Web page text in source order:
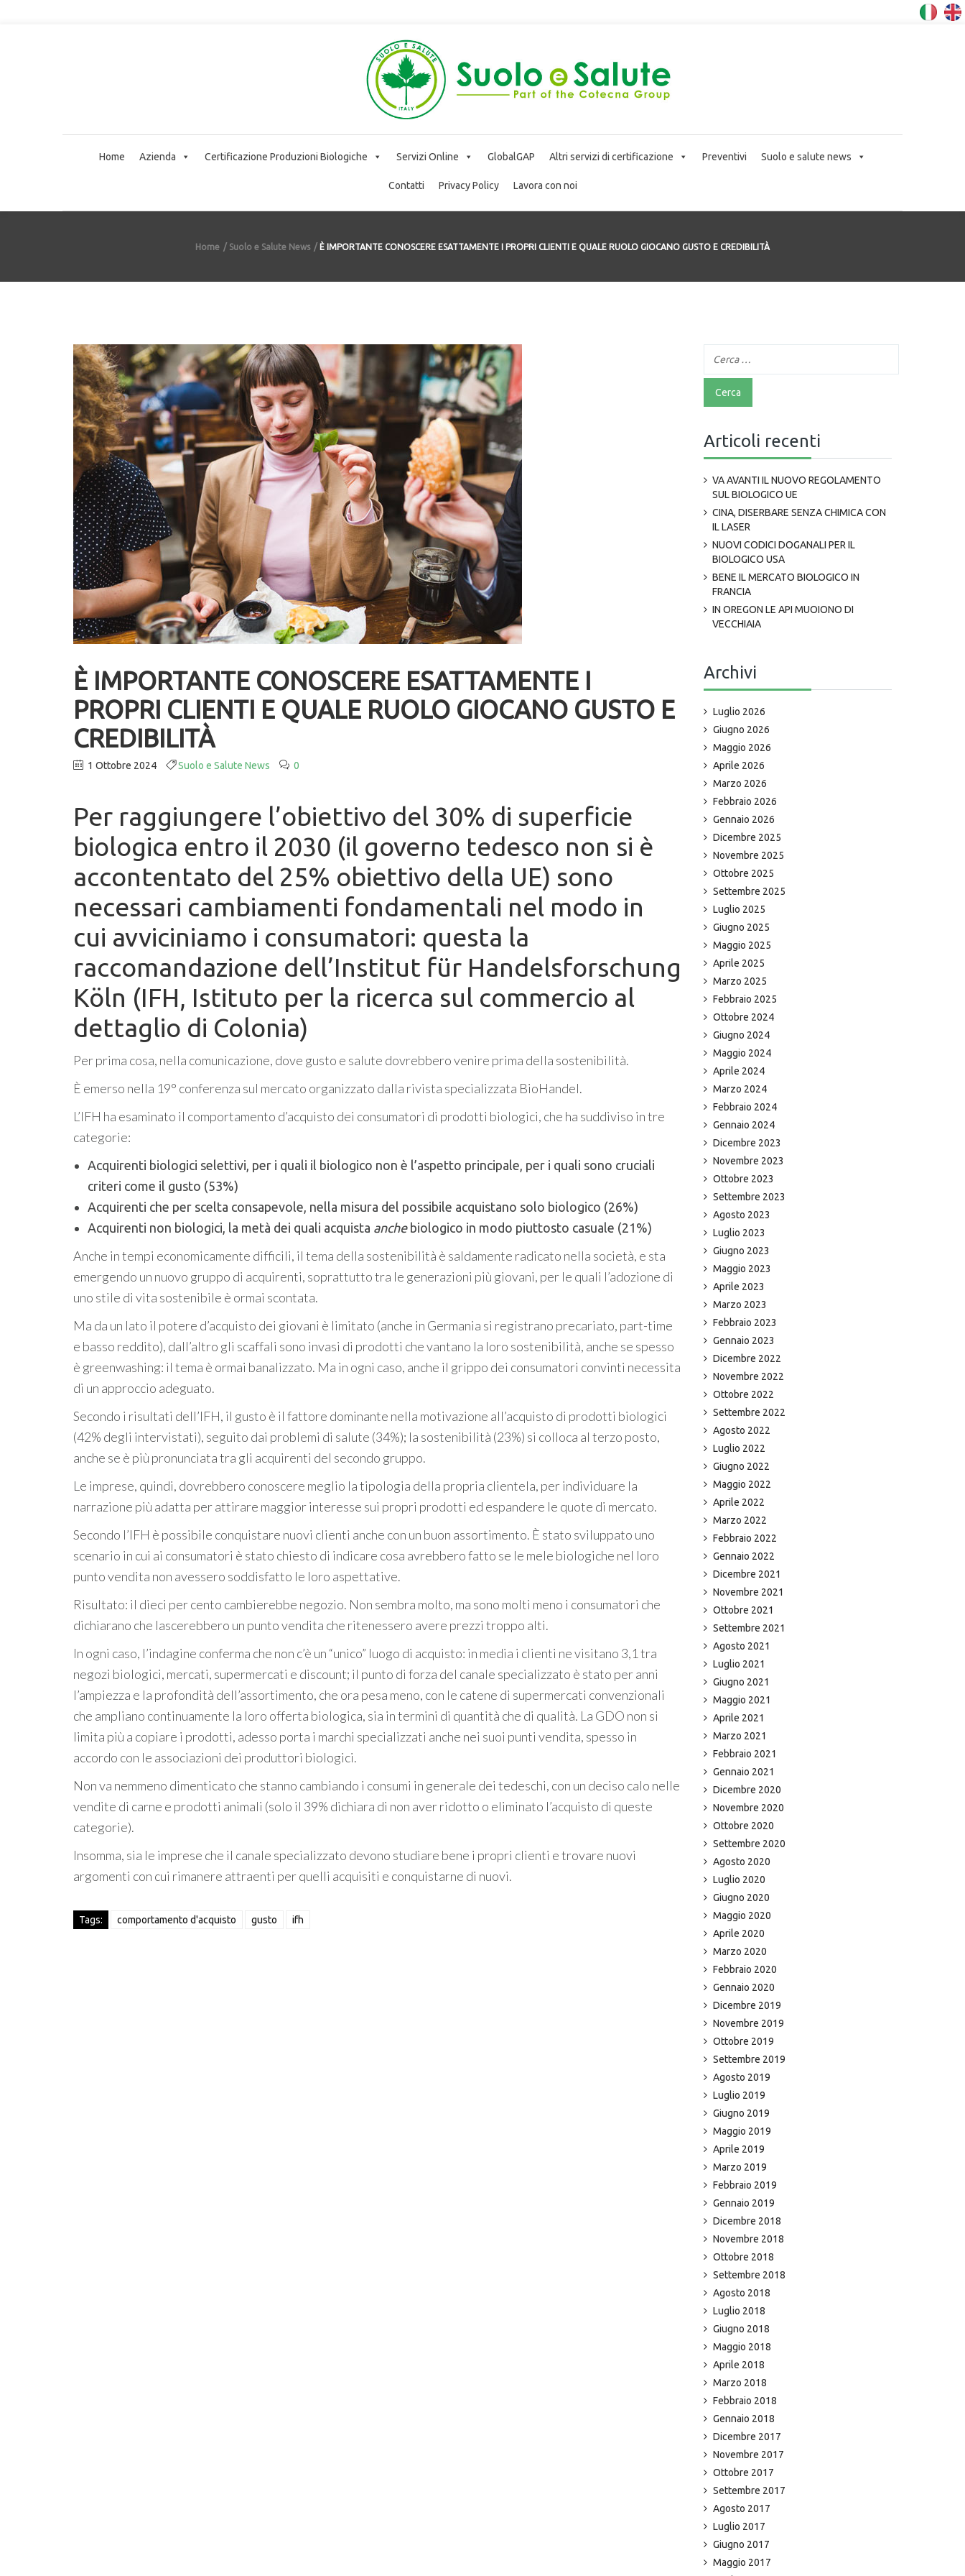
Home Azienda Certificazione Produzioni Biologiche Servizi Online GlobalGAP Altri servizi di certificazione Preventivi Suolo e salute news
Contatti Privacy Policy Lavora con noi
Home Suolo e Salute News È IMPORTANTE CONOSCERE ESATTAMENTE I PROPRI CLIENTI E QUALE RUOLO GIOCANO GUSTO E CREDIBILITÀ
È IMPORTANTE CONOSCERE ESATTAMENTE I
PROPRI CLIENTI E QUALE RUOLO GIOCANO GUSTO E
CREDIBILITÀ
1 Ottobre 2024 Suolo e Salute News 0
Per raggiungere l’obiettivo del 30% di superficie
biologica entro il 2030 (il governo tedesco non si è
accontentato del 25% obiettivo della UE) sono
necessari cambiamenti fondamentali nel modo in
cui avviciniamo i consumatori: questa la
raccomandazione dell’Institut für Handelsforschung
Köln (IFH, Istituto per la ricerca sul commercio al
dettaglio di Colonia)
Per prima cosa, nella comunicazione, dove gusto e salute dovrebbero venire prima della sostenibilità.
È emerso nella 19° conferenza sul mercato organizzato dalla rivista specializzata BioHandel.
L’IFH ha esaminato il comportamento d’acquisto dei consumatori di prodotti biologici, che ha suddiviso in tre
categorie:
Acquirenti biologici selettivi, per i quali il biologico non è l’aspetto principale, per i quali sono cruciali
criteri come il gusto (53%)
Acquirenti che per scelta consapevole, nella misura del possibile acquistano solo biologico (26%)
Acquirenti non biologici, la metà dei quali acquista anche biologico in modo piuttosto casuale (21%)
Anche in tempi economicamente difficili, il tema della sostenibilità è saldamente radicato nella società, e sta
emergendo un nuovo gruppo di acquirenti, soprattutto tra le generazioni più giovani, per le quali l’adozione di
uno stile di vita sostenibile è ormai scontata.
Ma da un lato il potere d’acquisto dei giovani è limitato (anche in Germania si registrano precariato, part-time
e basso reddito), dall’altro gli scaffali sono invasi di prodotti che vantano la loro sostenibilità, anche se spesso
è greenwashing: il tema è ormai banalizzato. Ma in ogni caso, anche il grippo dei consumatori convinti necessita
di un approccio adeguato.
Secondo i risultati dell’IFH, il gusto è il fattore dominante nella motivazione all’acquisto di prodotti biologici
(42% degli intervistati), seguito dai problemi di salute (34%); la sostenibilità (23%) si colloca al terzo posto,
anche se è più pronunciata tra gli acquirenti del secondo gruppo.
Le imprese, quindi, dovrebbero conoscere meglio la tipologia della propria clientela, per individuare la
narrazione più adatta per attirare maggior interesse sui propri prodotti ed espandere le quote di mercato.
Secondo l’IFH è possibile conquistare nuovi clienti anche con un buon assortimento. È stato sviluppato uno
scenario in cui ai consumatori è stato chiesto di indicare cosa avrebbero fatto se le mele biologiche nel loro
punto vendita non avessero soddisfatto le loro aspettative.
Risultato: il dieci per cento cambierebbe negozio. Non sembra molto, ma sono molti meno i consumatori che
dichiarano che lascerebbero un punto vendita che ritenessero avere prezzi troppo alti.
In ogni caso, l’indagine conferma che non c’è un “unico” luogo di acquisto: in media i clienti ne visitano 3,1 tra
negozi biologici, mercati, supermercati e discount; il punto di forza del canale specializzato è stato per anni
l’ampiezza e la profondità dell’assortimento, che ora pesa meno, con le catene di supermercati convenzionali
che ampliano continuamente la loro offerta biologica, sia in termini di quantità che di qualità. La GDO non si
limita più a copiare i prodotti, adesso porta i marchi specializzati anche nei suoi punti vendita, spesso in
accordo con le associazioni dei produttori biologici.
Non va nemmeno dimenticato che stanno cambiando i consumi in generale dei tedeschi, con un deciso calo nelle
vendite di carne e prodotti animali (solo il 39% dichiara di non aver ridotto o eliminato l’acquisto di queste
categorie).
Insomma, sia le imprese che il canale specializzato devono studiare bene i propri clienti e trovare nuovi
argomenti con cui rimanere attraenti per quelli acquisiti e conquistarne di nuovi.
Tags: comportamento d'acquisto gusto ifh
Articoli recenti
VA AVANTI IL NUOVO REGOLAMENTO
SUL BIOLOGICO UE
CINA, DISERBARE SENZA CHIMICA CON
IL LASER
NUOVI CODICI DOGANALI PER IL
BIOLOGICO USA
BENE IL MERCATO BIOLOGICO IN
FRANCIA
IN OREGON LE API MUOIONO DI
VECCHIAIA
Archivi
Luglio 2026
Giugno 2026
Maggio 2026
Aprile 2026
Marzo 2026
Febbraio 2026
Gennaio 2026
Dicembre 2025
Novembre 2025
Ottobre 2025
Settembre 2025
Luglio 2025
Giugno 2025
Maggio 2025
Aprile 2025
Marzo 2025
Febbraio 2025
Ottobre 2024
Giugno 2024
Maggio 2024
Aprile 2024
Marzo 2024
Febbraio 2024
Gennaio 2024
Dicembre 2023
Novembre 2023
Ottobre 2023
Settembre 2023
Agosto 2023
Luglio 2023
Giugno 2023
Maggio 2023
Aprile 2023
Marzo 2023
Febbraio 2023
Gennaio 2023
Dicembre 2022
Novembre 2022
Ottobre 2022
Settembre 2022
Agosto 2022
Luglio 2022
Giugno 2022
Maggio 2022
Aprile 2022
Marzo 2022
Febbraio 2022
Gennaio 2022
Dicembre 2021
Novembre 2021
Ottobre 2021
Settembre 2021
Agosto 2021
Luglio 2021
Giugno 2021
Maggio 2021
Aprile 2021
Marzo 2021
Febbraio 2021
Gennaio 2021
Dicembre 2020
Novembre 2020
Ottobre 2020
Settembre 2020
Agosto 2020
Luglio 2020
Giugno 2020
Maggio 2020
Aprile 2020
Marzo 2020
Febbraio 2020
Gennaio 2020
Dicembre 2019
Novembre 2019
Ottobre 2019
Settembre 2019
Agosto 2019
Luglio 2019
Giugno 2019
Maggio 2019
Aprile 2019
Marzo 2019
Febbraio 2019
Gennaio 2019
Dicembre 2018
Novembre 2018
Ottobre 2018
Settembre 2018
Agosto 2018
Luglio 2018
Giugno 2018
Maggio 2018
Aprile 2018
Marzo 2018
Febbraio 2018
Gennaio 2018
Dicembre 2017
Novembre 2017
Ottobre 2017
Settembre 2017
Agosto 2017
Luglio 2017
Giugno 2017
Maggio 2017